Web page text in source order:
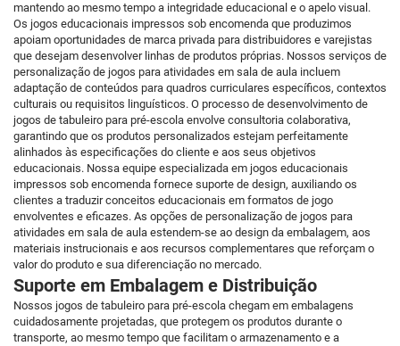
mantendo ao mesmo tempo a integridade educacional e o apelo visual.
Os jogos educacionais impressos sob encomenda que produzimos
apoiam oportunidades de marca privada para distribuidores e varejistas
que desejam desenvolver linhas de produtos próprias. Nossos serviços de
personalização de jogos para atividades em sala de aula incluem
adaptação de conteúdos para quadros curriculares específicos, contextos
culturais ou requisitos linguísticos. O processo de desenvolvimento de
jogos de tabuleiro para pré-escola envolve consultoria colaborativa,
garantindo que os produtos personalizados estejam perfeitamente
alinhados às especificações do cliente e aos seus objetivos
educacionais. Nossa equipe especializada em jogos educacionais
impressos sob encomenda fornece suporte de design, auxiliando os
clientes a traduzir conceitos educacionais em formatos de jogo
envolventes e eficazes. As opções de personalização de jogos para
atividades em sala de aula estendem-se ao design da embalagem, aos
materiais instrucionais e aos recursos complementares que reforçam o
valor do produto e sua diferenciação no mercado.
Suporte em Embalagem e Distribuição
Nossos jogos de tabuleiro para pré-escola chegam em embalagens
cuidadosamente projetadas, que protegem os produtos durante o
transporte, ao mesmo tempo que facilitam o armazenamento e a